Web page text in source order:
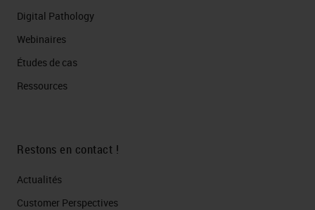
Digital Pathology
Webinaires
Études de cas
Ressources
Restons en contact !
Actualités
Customer Perspectives​